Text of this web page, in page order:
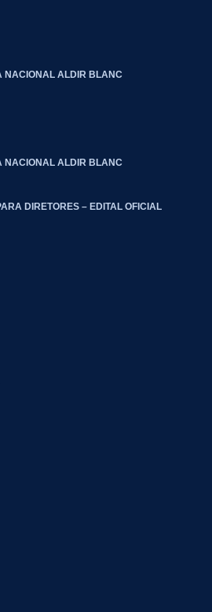
NACIONAL ALDIR BLANC
NACIONAL ALDIR BLANC
DIRETORES – EDITAL OFICIAL